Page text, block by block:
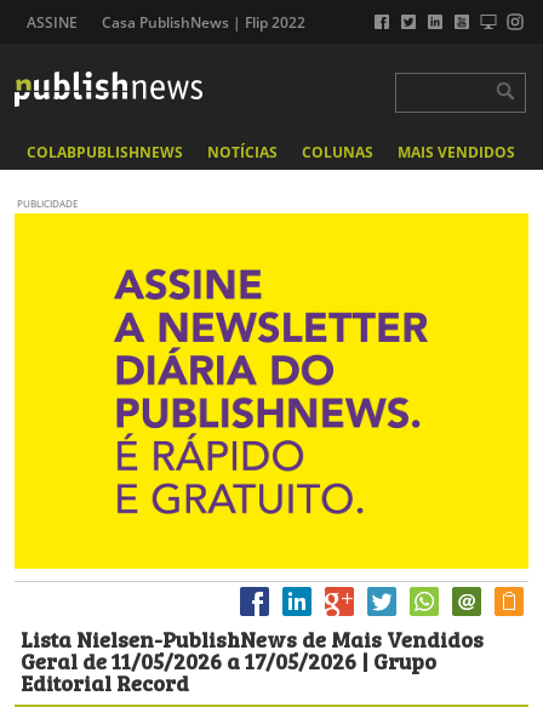
ASSINE Casa PublishNews | Flip 2022
COLABPUBLISHNEWS NOTÍCIAS COLUNAS MAIS VENDIDOS
PUBLICIDADE
Lista Nielsen-PublishNews de Mais Vendidos
Geral de 11/05/2026 a 17/05/2026 | Grupo
Editorial Record